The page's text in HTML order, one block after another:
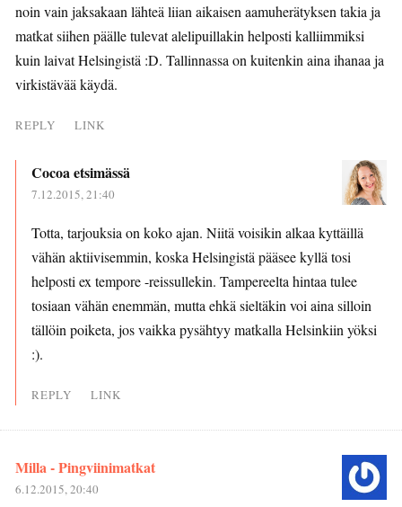
noin vain jaksakaan lähteä liian aikaisen aamuherätyksen takia ja
matkat siihen päälle tulevat alelipuillakin helposti kalliimmiksi
kuin laivat Helsingistä :D. Tallinnassa on kuitenkin aina ihanaa ja
virkistävää käydä.
REPLY LINK
Cocoa etsimässä
7.12.2015, 21:40
Totta, tarjouksia on koko ajan. Niitä voisikin alkaa kyttäillä
vähän aktiivisemmin, koska Helsingistä pääsee kyllä tosi
helposti ex tempore -reissullekin. Tampereelta hintaa tulee
tosiaan vähän enemmän, mutta ehkä sieltäkin voi aina silloin
tällöin poiketa, jos vaikka pysähtyy matkalla Helsinkiin yöksi
:).
REPLY LINK
Milla - Pingviinimatkat
6.12.2015, 20:40